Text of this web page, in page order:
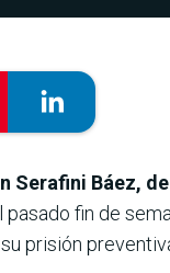
Serafini Báez,
fin de
prisión